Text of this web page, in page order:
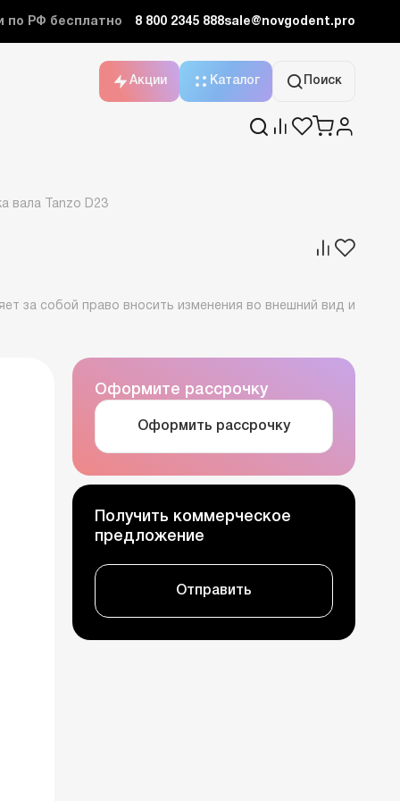
по РФ бесплатно 8 800 2345 888sale@novgodent.pro
Акции Каталог Поиск
вала Tanzo D23
за собой право вносить изменения во внешний вид и
Оформите рассрочку
Оформить рассрочку
Получить коммерческое
предложение
Отправить